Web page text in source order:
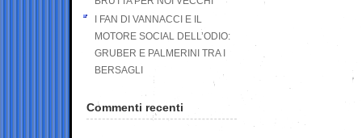
I FAN DI VANNACCI E IL
MOTORE SOCIAL DELL’ODIO:
GRUBER E PALMERINI TRA I
BERSAGLI
Commenti recenti